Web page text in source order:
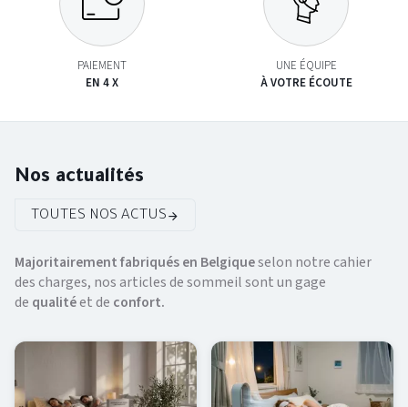
PAIEMENT
EN 4 X
UNE ÉQUIPE
À VOTRE ÉCOUTE
Nos actualités
TOUTES NOS ACTUS
Majoritairement fabriqués en Belgiqueselon notre cahier
des charges, nos articles de sommeil sont un gage
de qualitéet de confort.